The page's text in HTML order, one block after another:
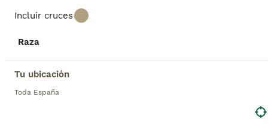
Incluir cruces
Raza
Tu ubicación
Toda España
Guardar búsqueda
ANUNCIOS PROMOCIONADOS